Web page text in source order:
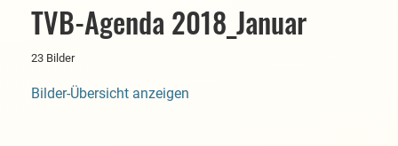
TVB-Agenda 2018_Januar
23 Bilder
Bilder-Übersicht anzeigen